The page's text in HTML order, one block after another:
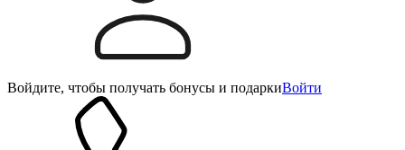
Войдите, чтобы получать бонусы и подаркиВойти